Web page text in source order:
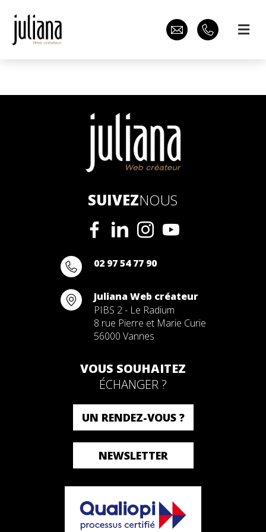
SUIVEZNOUS
02 97 54 77 90
Juliana Web créateur
PIBS 2 - Le Radium
8 rue Pierre et Marie Curie
56000 Vannes
VOUS SOUHAITEZ
ÉCHANGER ?
UN RENDEZ-VOUS ?
NEWSLETTER